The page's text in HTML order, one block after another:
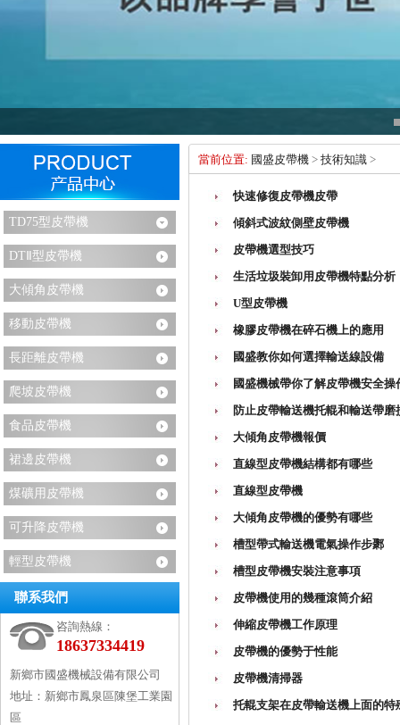
TD75型皮帶機
DTⅡ型皮帶機
大傾角皮帶機
移動皮帶機
長距離皮帶機
爬坡皮帶機
食品皮帶機
裙邊皮帶機
煤礦用皮帶機
可升降皮帶機
輕型皮帶機
聯系我們
咨詢熱線：
18637334419
新鄉市國盛機械設備有限公司
地址： 新鄉市鳳泉區陳堡工業園
區
當前位置: 國盛皮帶機 > 技術知識 >
快速修復皮帶機皮帶
傾斜式波紋側壁皮帶機
皮帶機選型技巧
生活垃圾裝卸用皮帶機特點分析
U型皮帶機
橡膠皮帶機在碎石機上的應用
國盛教你如何選擇輸送線設備
國盛機械帶你了解皮帶機安全操
防止皮帶輸送機托輥和輸送帶磨
大傾角皮帶機報價
直線型皮帶機結構都有哪些
直線型皮帶機
大傾角皮帶機的優勢有哪些
槽型帶式輸送機電氣操作步鄹
槽型皮帶機安裝注意事項
皮帶機使用的幾種滾筒介紹
伸縮皮帶機工作原理
皮帶機的優勢于性能
皮帶機清掃器
托輥支架在皮帶輸送機上面的特